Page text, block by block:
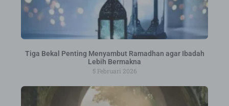
Tiga Bekal Penting Menyambut Ramadhan agar Ibadah
Lebih Bermakna
5 Februari 2026